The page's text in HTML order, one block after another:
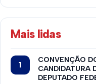
Mais lidas
CONVENÇÃO
CANDIDATURA
DEPUTADO